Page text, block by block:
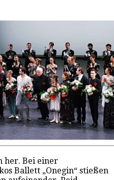
her. Bei einer
Ballett „Onegin“ stießen